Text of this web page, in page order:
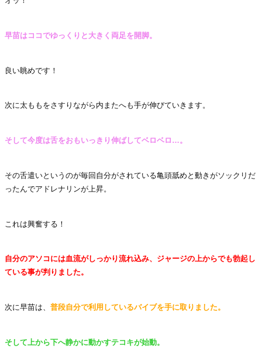
早苗はココでゆっくりと大きく両足を開脚。
良い眺めです！
次に太ももをさすりながら内またへも手が伸びていきます。
そして今度は舌をおもいっきり伸ばしてベロベロ…。
その舌遣いというのが毎回自分がされている亀頭舐めと動きがソックリだ
ったんでアドレナリンが上昇。
これは興奮する！
自分のアソコには血流がしっかり流れ込み、ジャージの上からでも勃起し
ている事が判りました。
次に早苗は、 普段自分で利用しているバイブを手に取りました。
そして上から下へ静かに動かすテコキが始動。